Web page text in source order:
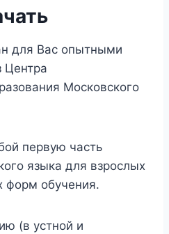
для Вас опытными
Центра
Московского
первую часть
языка для взрослых
форм обучения.
(в устной и